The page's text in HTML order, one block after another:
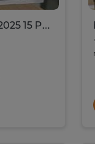
MacBook Air 2025 15 Pouces - M4 | 16GB RAM | 256 - Midnight